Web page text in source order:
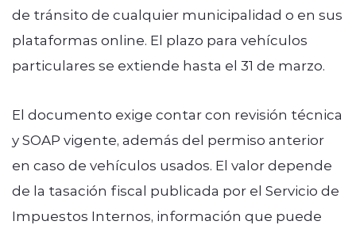
de tránsito de cualquier municipalidad o en sus
plataformas online. El plazo para vehículos
particulares se extiende hasta el 31 de marzo.
El documento exige contar con revisión técnica
y SOAP vigente, además del permiso anterior
en caso de vehículos usados. El valor depende
de la tasación fiscal publicada por el Servicio de
Impuestos Internos, información que puede